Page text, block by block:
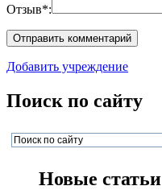
Отзыв*:
Добавить учреждение
Поиск по сайту
Новые статьи